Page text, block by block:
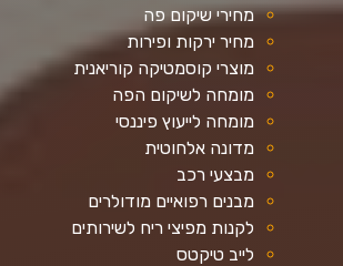
מחירי שיקום פה
מחיר ירקות ופירות
מוצרי קוסמטיקה קוריאנית
מומחה לשיקום הפה
מומחה לייעוץ פיננסי
מדונה אלחוטית
מבצעי רכב
מבנים רפואיים מודולרים
לקנות מפיצי ריח לשירותים
לייב טיקטס